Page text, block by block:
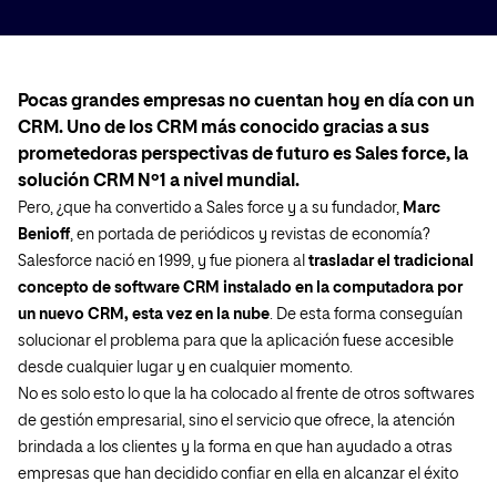
Pocas grandes empresas no cuentan hoy en día con un
CRM. Uno de los CRM más conocido gracias a sus
prometedoras perspectivas de futuro es Sales force, la
solución CRM Nº1 a nivel mundial.
Pero, ¿que ha convertido a Sales force y a su fundador, Marc
Benioff, en portada de periódicos y revistas de economía?
Salesforce nació en 1999, y fue pionera al trasladar el tradicional
concepto de software CRM instalado en la computadora por
un nuevo CRM, esta vez en la nube. De esta forma conseguían
solucionar el problema para que la aplicación fuese accesible
desde cualquier lugar y en cualquier momento.
No es solo esto lo que la ha colocado al frente de otros softwares
de gestión empresarial, sino el servicio que ofrece, la atención
brindada a los clientes y la forma en que han ayudado a otras
empresas que han decidido confiar en ella en alcanzar el éxito